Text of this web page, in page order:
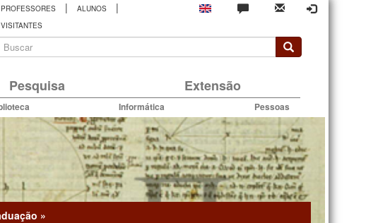
PROFESSORES | ALUNOS |
VISITANTES
Pesquisa Extensão
Informática Pessoas
»